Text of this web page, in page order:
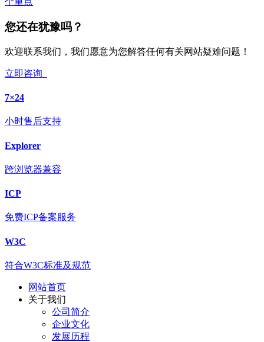
您还在犹豫吗？
欢迎联系我们，我们愿意为您解答任何有关网站疑难问题！
立即咨询
7×24
小时售后支持
Explorer
跨浏览器兼容
ICP
免费ICP备案服务
W3C
符合W3C标准及规范
网站首页
关于我们
公司简介
企业文化
发展历程